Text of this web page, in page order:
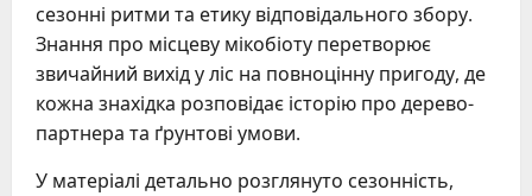
сезонні ритми та етику відповідального збору.
Знання про місцеву мікобіоту перетворює
звичайний вихід у ліс на повноцінну пригоду, де
кожна знахідка розповідає історію про дерево-
партнера та ґрунтові умови.
У матеріалі детально розглянуто сезонність,